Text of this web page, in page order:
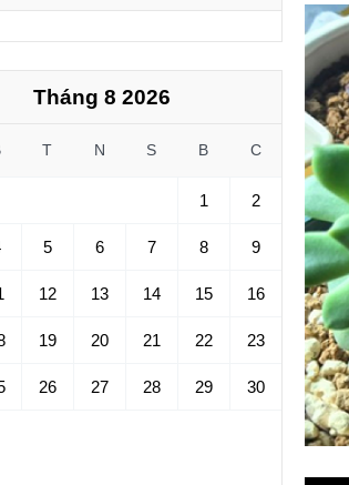
Tháng 8 2026
T N S B C
1 2
5 6 7 8 9
12 13 14 15 16
19 20 21 22 23
26 27 28 29 30